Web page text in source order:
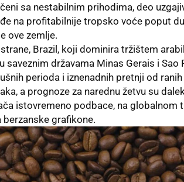
sa nestabilnim prihodima, deo
na profitabilnije tropsko voće poput
ove zemlje.
Brazil, koji dominira tržištem
saveznim državama Minas Gerais i
perioda i iznenadnih pretnji od
a prognoze za narednu žetvu su
istovremeno podbace, na
berzanske grafikone.